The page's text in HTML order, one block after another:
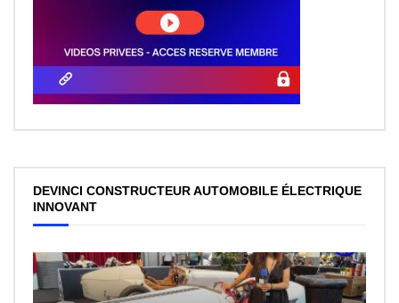
DEVINCI CONSTRUCTEUR AUTOMOBILE ÉLECTRIQUE
INNOVANT